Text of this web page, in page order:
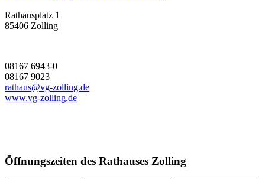
Rathausplatz 1
85406 Zolling
08167 6943-0
08167 9023
rathaus@vg-zolling.de
www.vg-zolling.de
Öffnungszeiten des Rathauses Zolling